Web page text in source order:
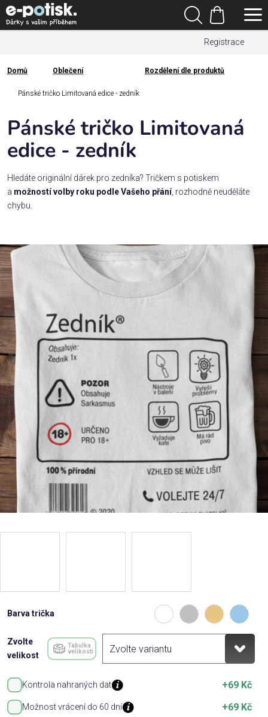
Přejít
na
obsah
Registrace
Hledat
Nákupní
košík
Kategorie
Dárek
Rodina
/
Láska
zájmy a
sport
Příležitosti
Domácnost
Kolekce
Oblečení
Přihlášení
Domů
Domů Oblečení Rozdělení dle produktů
Pánské tričko Limitovaná edice - zedník
Barva trička
Zvolte
velikost
Tabulka
velikostí
Kontrola nahraných dat +69 Kč
Možnost vrácení do 60 dní +69 Kč
Pánské tričko Limitovaná
edice - zedník
Hledáte originální dárek pro zedníka? Tričkem s potiskem
a možností volby roku podle Vašeho přání, rozhodně neuděláte
chybu.